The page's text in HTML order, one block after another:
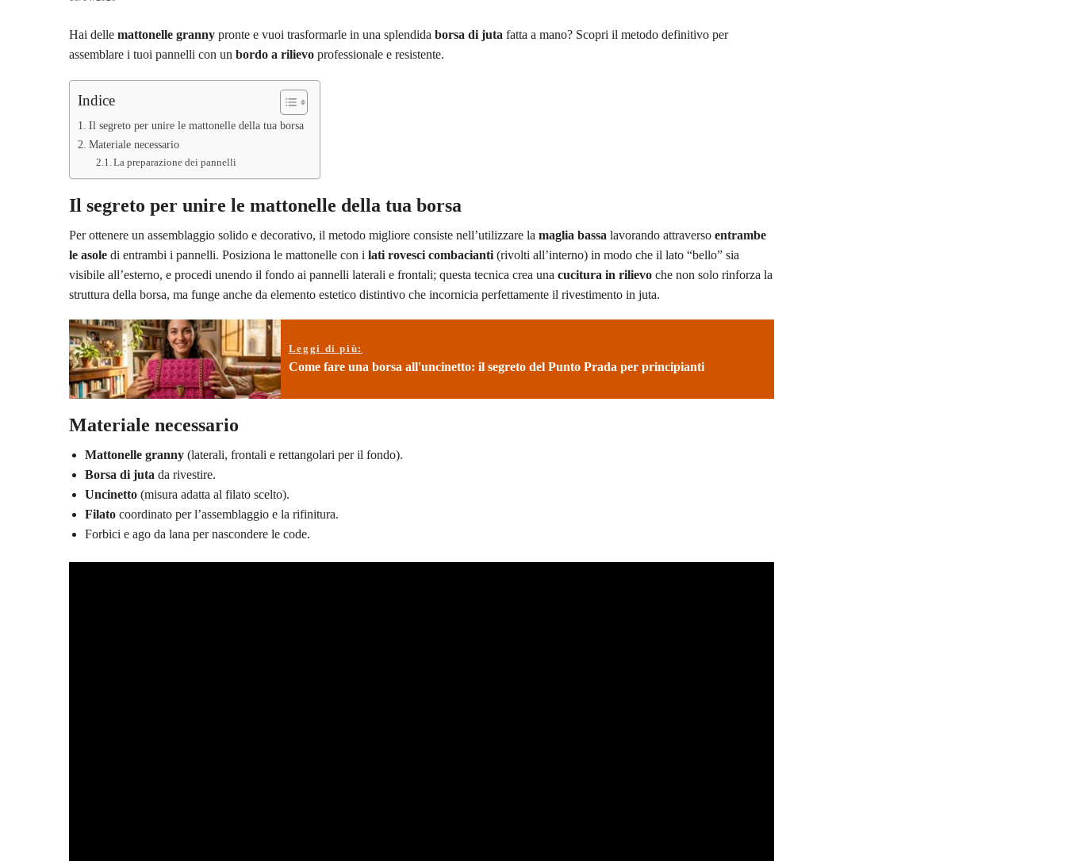
Hai delle mattonelle granny pronte e vuoi trasformarle in una splendida borsa di juta fatta a mano? Scopri il metodo definitivo per
assemblare i tuoi pannelli con un bordo a rilievo professionale e resistente.
Indice
Il segreto per unire le mattonelle della tua borsa
Materiale necessario
La preparazione dei pannelli
Il segreto per unire le mattonelle della tua borsa
Per ottenere un assemblaggio solido e decorativo, il metodo migliore consiste nell’utilizzare la maglia bassa lavorando attraverso entrambe
le asole di entrambi i pannelli. Posiziona le mattonelle con i lati rovesci combacianti (rivolti all’interno) in modo che il lato “bello” sia
visibile all’esterno, e procedi unendo il fondo ai pannelli laterali e frontali; questa tecnica crea una cucitura in rilievo che non solo rinforza la
struttura della borsa, ma funge anche da elemento estetico distintivo che incornicia perfettamente il rivestimento in juta.
Leggi di più:
Come fare una borsa all'uncinetto: il segreto del Punto Prada per principianti
Materiale necessario
Mattonelle granny (laterali, frontali e rettangolari per il fondo).
Borsa di juta da rivestire.
Uncinetto (misura adatta al filato scelto).
Filato coordinato per l’assemblaggio e la rifinitura.
Forbici e ago da lana per nascondere le code.